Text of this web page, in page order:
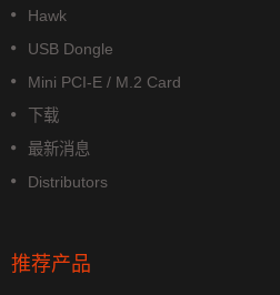
Hawk
USB Dongle
Mini PCI-E / M.2 Card
下载
最新消息
Distributors
推荐产品